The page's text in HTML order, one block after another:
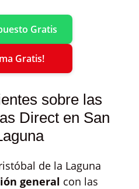
Gratis
Gratis!
sobre las
Direct en San
de la Laguna
general con las